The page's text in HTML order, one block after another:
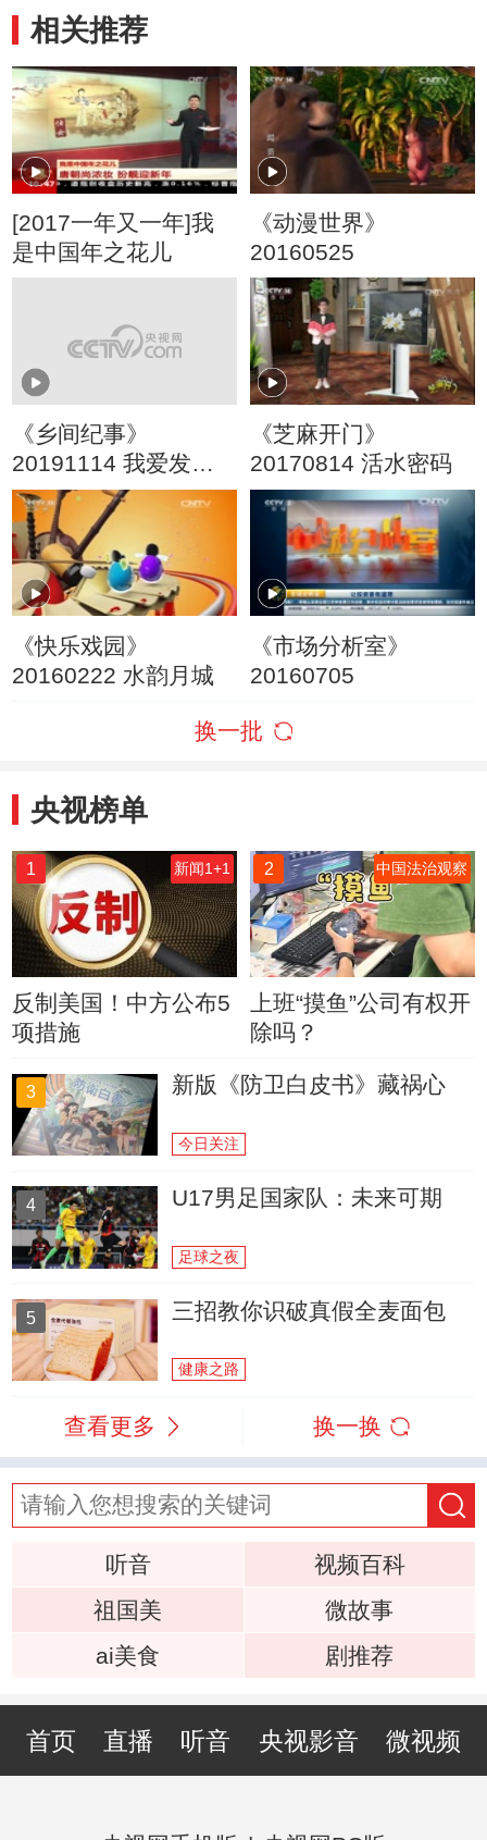
相关推荐
[2017一年又一年]我
是中国年之花儿
《动漫世界》
20160525
《乡间纪事》
20191114 我爱发明
系列 自动烤羊机
《芝麻开门》
20170814 活水密码
《快乐戏园》
20160222 水韵月城
《市场分析室》
20160705
换一批
央视榜单
1 新闻1+1
反制美国！中方公布5
项措施
2 中国法治观察
上班“摸鱼”公司有权开
除吗？
3 新版《防卫白皮书》藏祸心
今日关注
4 U17男足国家队：未来可期
足球之夜
5 三招教你识破真假全麦面包
健康之路
查看更多 换一换
听音
视频百科
祖国美
微故事
ai美食
剧推荐
首页 直播 听音 央视影音 微视频